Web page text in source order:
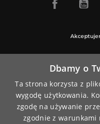
Paczki
Dbamy o
Ta strona korzysta z
wygodę użytkowania.
zgodę na używanie
zgodnie z warunkami